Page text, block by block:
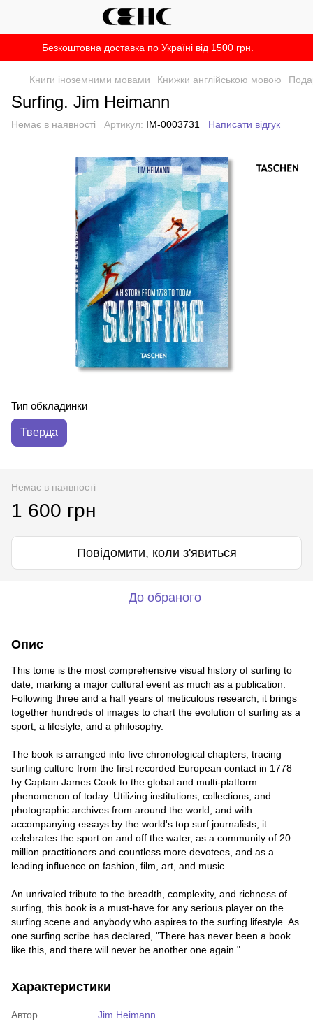
Безкоштовна доставка по Україні від 1500 грн.
Книги іноземними мовами Книжки англійською мовою
Surfing. Jim Heimann
Немає в наявності Артикул: IM-0003731 Написати відгук
Тип обкладинки
Тверда
Немає в наявності
1 600 грн
Повідомити, коли з'явиться
До обраного
Опис
This tome is the most comprehensive visual history of surfing to
date, marking a major cultural event as much as a publication.
Following three and a half years of meticulous research, it brings
together hundreds of images to chart the evolution of surfing as a
sport, a lifestyle, and a philosophy.
The book is arranged into five chronological chapters, tracing
surfing culture from the first recorded European contact in 1778
by Captain James Cook to the global and multi-platform
phenomenon of today. Utilizing institutions, collections, and
photographic archives from around the world, and with
accompanying essays by the world's top surf journalists, it
celebrates the sport on and off the water, as a community of 20
million practitioners and countless more devotees, and as a
leading influence on fashion, film, art, and music.
An unrivaled tribute to the breadth, complexity, and richness of
surfing, this book is a must-have for any serious player on the
surfing scene and anybody who aspires to the surfing lifestyle. As
one surfing scribe has declared, "There has never been a book
like this, and there will never be another one again."
Характеристики
Автор
Jim Heimann